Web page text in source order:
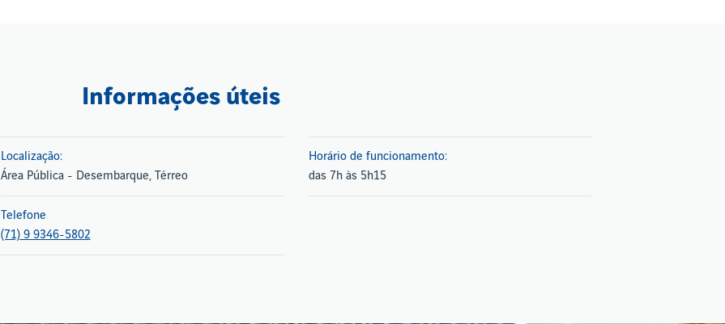
Informações úteis
Localização:
Área Pública - Desembarque, Térreo
Telefone
(71) 9 9346-5802
Horário de funcionamento:
das 7h às 5h15